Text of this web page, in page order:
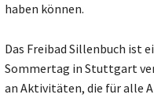
haben können.
Das Freibad Sillenbuch ist
Sommertag in Stuttgart
an Aktivitäten, die für alle